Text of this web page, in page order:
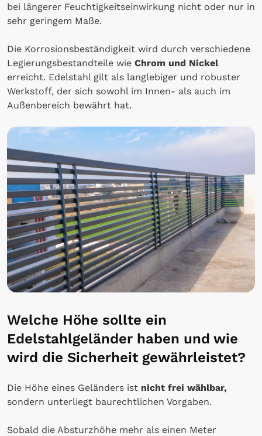
bei längerer Feuchtigkeitseinwirkung nicht oder nur in
sehr geringem Maße.
Die Korrosionsbeständigkeit wird durch verschiedene
Legierungsbestandteile wie Chrom und Nickel
erreicht. Edelstahl gilt als langlebiger und robuster
Werkstoff, der sich sowohl im Innen- als auch im
Außenbereich bewährt hat.
Welche Höhe sollte ein
Edelstahlgeländer haben und wie
wird die Sicherheit gewährleistet?
Die Höhe eines Geländers ist nicht frei wählbar,
sondern unterliegt baurechtlichen Vorgaben.
Sobald die Absturzhöhe mehr als einen Meter